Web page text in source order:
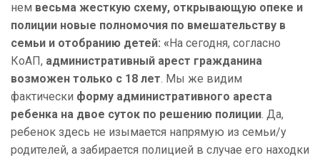
нем весьма жесткую схему, открывающую опеке и
полиции новые полномочия по вмешательству в
семьи и отобранию детей: «На сегодня, согласно
КоАП, административный арест гражданина
возможен только с 18 лет. Мы же видим
фактически форму административного ареста
ребенка на двое суток по решению полиции. Да,
ребенок здесь не изымается напрямую из семьи/у
родителей, а забирается полицией в случае его находки